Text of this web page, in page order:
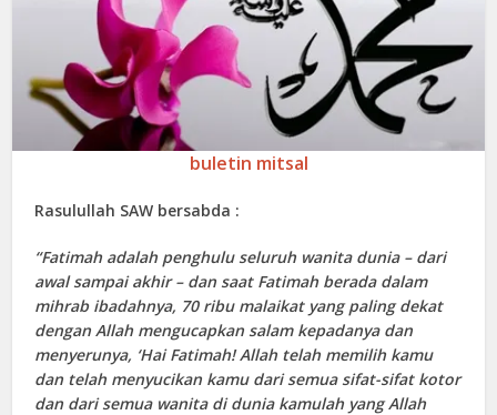
buletin mitsal
Rasulullah SAW bersabda :
“Fatimah adalah penghulu seluruh wanita dunia – dari
awal sampai akhir – dan saat Fatimah berada dalam
mihrab ibadahnya, 70 ribu malaikat yang paling dekat
dengan Allah mengucapkan salam kepadanya dan
menyerunya, ‘Hai Fatimah! Allah telah memilih kamu
dan telah menyucikan kamu dari semua sifat-sifat kotor
dan dari semua wanita di dunia kamulah yang Allah